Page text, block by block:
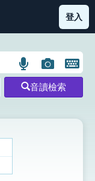
部首索引表圖示
登入
語
言
搜
圖
片
搜
開
鍵
圖
音讀檢索